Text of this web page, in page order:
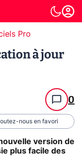
Pro
à jour
0
nous en favori
version de
plus facile des